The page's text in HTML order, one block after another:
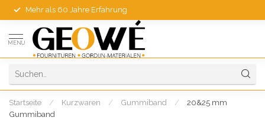
Mehr als 60 Jahre Erfahrung
MENU
Startseite / Kurzwaren / Gummiband /
20&25 mm
Gummiband